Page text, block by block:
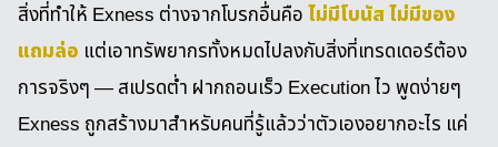
สิ่งที่ทำให้ Exness ต่างจากโบรกอื่นคือ ไม่มีโบนัส ไม่มีของ
แถมล่อ แต่เอาทรัพยากรทั้งหมดไปลงกับสิ่งที่เทรดเดอร์ต้อง
การจริงๆ — สเปรดต่ำ ฝากถอนเร็ว Execution ไว พูดง่ายๆ
Exness ถูกสร้างมาสำหรับคนที่รู้แล้วว่าตัวเองอยากอะไร แค่